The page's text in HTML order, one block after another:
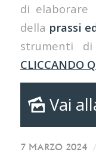
di elaborare
della prassi
strumenti
CLICCANDO
Vai
7 MARZO 2024 /